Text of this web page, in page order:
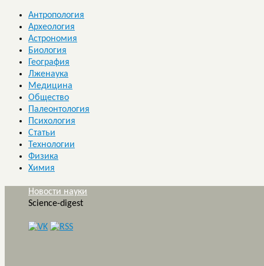
Антропология
Археология
Астрономия
Биология
География
Лженаука
Медицина
Общество
Палеонтология
Психология
Статьи
Технологии
Физика
Химия
Новости науки
Science-digest